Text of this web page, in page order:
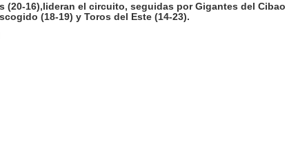
(20-16),lideran el circuito, seguidas por Gigantes del Cibao
(18-19) y Toros del Este (14-23).